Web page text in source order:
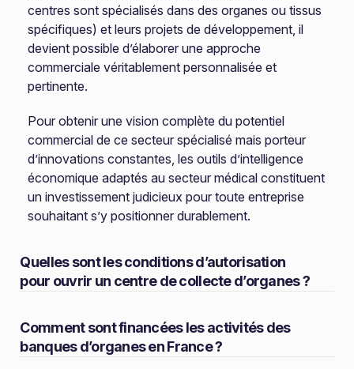
centres sont spécialisés dans des organes ou tissus
spécifiques) et leurs projets de développement, il
devient possible d’élaborer une approche
commerciale véritablement personnalisée et
pertinente.
Pour obtenir une vision complète du potentiel
commercial de ce secteur spécialisé mais porteur
d’innovations constantes, les outils d’intelligence
économique adaptés au secteur médical constituent
un investissement judicieux pour toute entreprise
souhaitant s’y positionner durablement.
Quelles sont les conditions d’autorisation
pour ouvrir un centre de collecte d’organes ?
Comment sont financées les activités des
banques d’organes en France ?